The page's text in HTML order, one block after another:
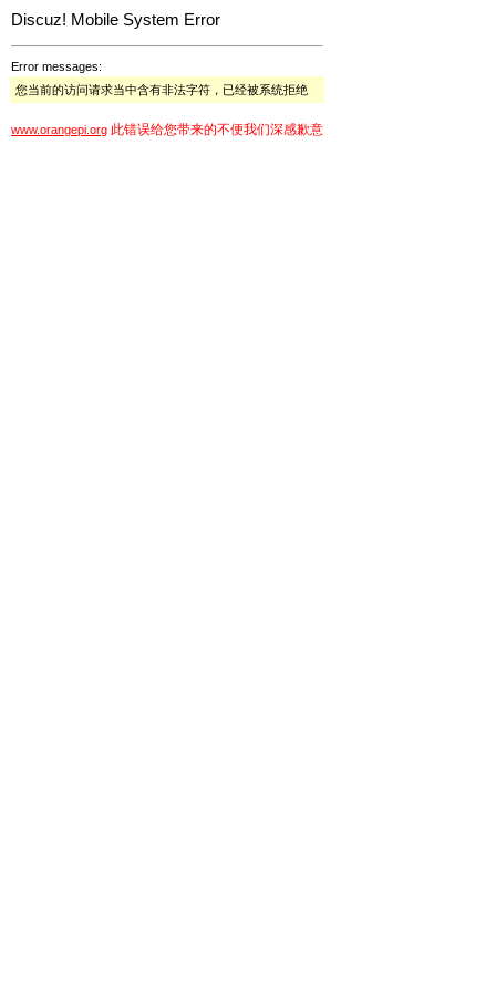
Discuz! Mobile System Error
Error messages:
您当前的访问请求当中含有非法字符，已经被系统拒绝
www.orangepi.org 此错误给您带来的不便我们深感歉意